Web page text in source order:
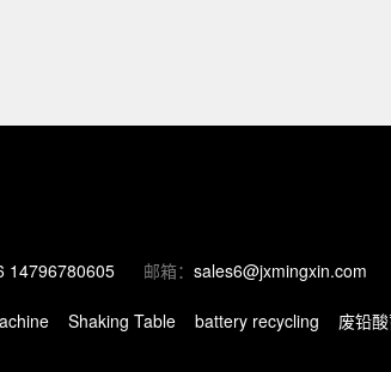
14796780605 邮箱： sales6@jxmingxin.com
Shaking Table battery recycling 废铅